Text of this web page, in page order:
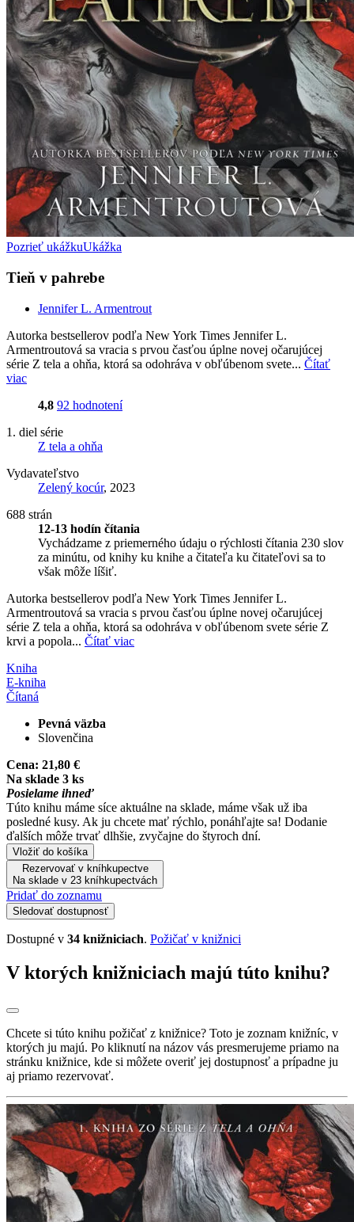
Pozrieť ukážkuUkážka
Tieň v pahrebe
Jennifer L. Armentrout
Autorka bestsellerov podľa New York Times Jennifer L.
Armentroutová sa vracia s prvou časťou úplne novej očarujúcej
série Z tela a ohňa, ktorá sa odohráva v obľúbenom svete... Čítať
viac
4,8 92 hodnotení
1. diel série
Z tela a ohňa
Vydavateľstvo
Zelený kocúr, 2023
688 strán
12-13 hodín čítania
Vychádzame z priemerného údaju o rýchlosti čítania 230 slov
za minútu, od knihy ku knihe a čitateľa ku čitateľovi sa to
však môže líšiť.
Autorka bestsellerov podľa New York Times Jennifer L.
Armentroutová sa vracia s prvou časťou úplne novej očarujúcej
série Z tela a ohňa, ktorá sa odohráva v obľúbenom svete série Z
krvi a popola... Čítať viac
Kniha
E-kniha
Čítaná
Pevná väzba
Slovenčina
Cena: 21,80 €
Na sklade 3 ks
Posielame ihneď
Túto knihu máme síce aktuálne na sklade, máme však už iba
posledné kusy. Ak ju chcete mať rýchlo, ponáhľajte sa! Dodanie
ďalších môže trvať dlhšie, zvyčajne do štyroch dní.
Vložiť do košíka
Rezervovať v kníhkupectve
Na sklade v 23 kníhkupectvách
Pridať do zoznamu
Sledovať dostupnosť
Dostupné v 34 knižniciach. Požičať v knižnici
V ktorých knižniciach majú túto knihu?
Chcete si túto knihu požičať z knižnice? Toto je zoznam knižníc, v
ktorých ju majú. Po kliknutí na názov vás presmerujeme priamo na
stránku knižnice, kde si môžete overiť jej dostupnosť a prípadne ju
aj priamo rezervovať.